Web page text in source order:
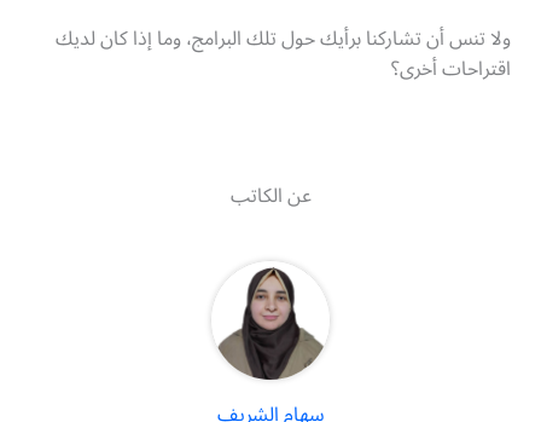
ولا تنس أن تشاركنا برأيك حول تلك البرامج، وما إذا كان لديك
اقتراحات أخرى؟
عن الكاتب